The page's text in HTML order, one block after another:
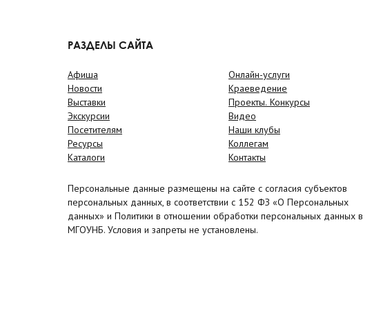
РАЗДЕЛЫ САЙТА
Афиша
Новости
Выставки
Экскурсии
Посетителям
Ресурсы
Каталоги
Онлайн-услуги
Краеведение
Проекты. Конкурсы
Видео
Наши клубы
Коллегам
Контакты
Персональные данные размещены на сайте с согласия субъектов
персональных данных, в соответствии с 152 ФЗ «О Персональных
данных» и Политики в отношении обработки персональных данных в
МГОУНБ. Условия и запреты не установлены.